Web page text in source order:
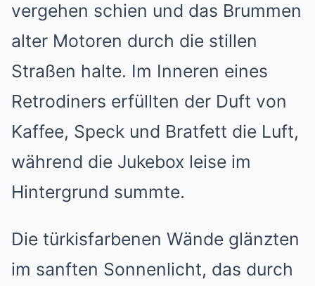
vergehen schien und das Brummen
alter Motoren durch die stillen
Straßen halte. Im Inneren eines
Retrodiners erfüllten der Duft von
Kaffee, Speck und Bratfett die Luft,
während die Jukebox leise im
Hintergrund summte.
Die türkisfarbenen Wände glänzten
im sanften Sonnenlicht, das durch